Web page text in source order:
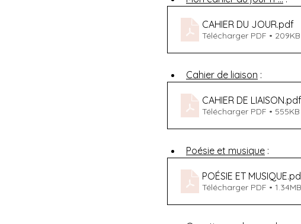
CAHIER DU JOUR.pdf
Télécharger PDF • 209KB
Cahier de liaison :
CAHIER DE LIAISON.pdf
Télécharger PDF • 555KB
Poésie et musique :
POÉSIE ET MUSIQUE
Télécharger PDF • 1.34MB